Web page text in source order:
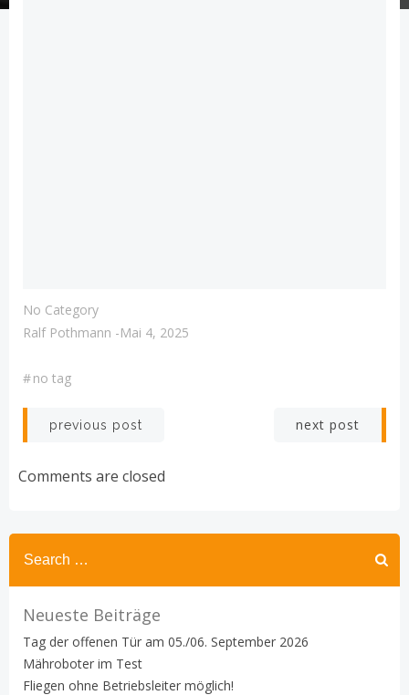
No Category
Ralf Pothmann -Mai 4, 2025
#no tag
Post
navigation
previous post next post
Comments are closed
Search
for:
Neueste Beiträge
Tag der offenen Tür am 05./06. September 2026
Mähroboter im Test
Fliegen ohne Betriebsleiter möglich!